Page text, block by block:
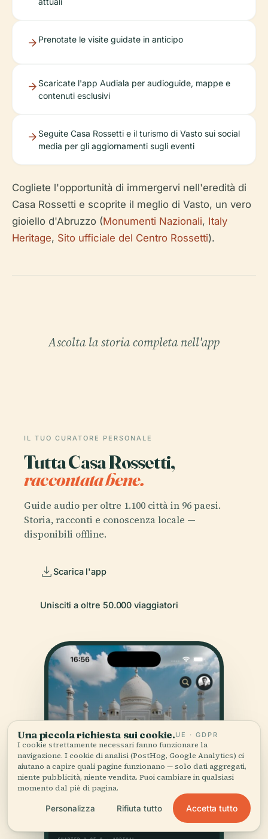
Prenotate le visite guidate in anticipo
Scaricate l'app Audiala per audioguide, mappe e
contenuti esclusivi
Seguite Casa Rossetti e il turismo di Vasto sui social
media per gli aggiornamenti sugli eventi
Cogliete l'opportunità di immergervi nell'eredità di
Casa Rossetti e scoprite il meglio di Vasto, un vero
gioiello d'Abruzzo (Monumenti Nazionali, Italy
Heritage, Sito ufficiale del Centro Rossetti).
Ascolta la storia completa nell'app
IL TUO CURATORE PERSONALE
Tutta Casa Rossetti,
raccontata bene.
Guide audio per oltre 1.100 città in 96 paesi.
Storia, racconti e conoscenza locale —
disponibili offline.
Scarica l'app
Unisciti a oltre 50.000 viaggiatori
Una piccola richiesta sui cookie.UE · GDPR
I cookie strettamente necessari fanno funzionare la
navigazione. I cookie di analisi (PostHog, Google Analytics) ci
aiutano a capire quali pagine funzionano — solo dati aggregati,
niente pubblicità, niente vendita. Puoi cambiare in qualsiasi
momento dal piè di pagina.
Personalizza Rifiuta tutto Accetta tutto